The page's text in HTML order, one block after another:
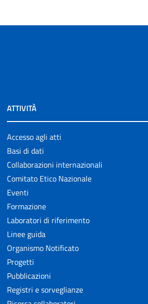
ATTIVITÀ
Accesso agli atti
Basi di dati
Collaborazioni internazionali
Comitato Etico Nazionale
Eventi
Formazione
Laboratori di riferimento
Linee guida
Organismo Notificato
Progetti
Pubblicazioni
Registri e sorveglianze